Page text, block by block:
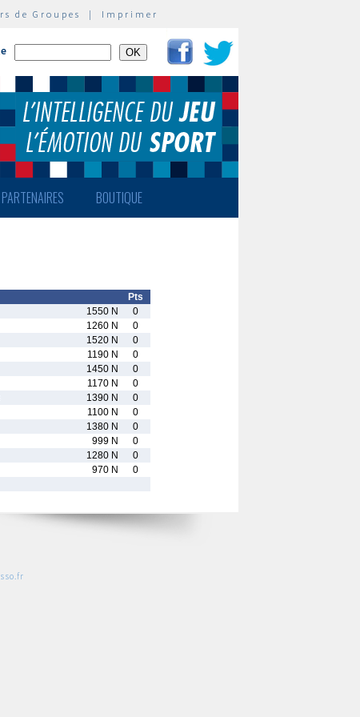
de Groupes | Imprimer
PARTENAIRES BOUTIQUE
Pts
1550 N
0
1260 N
0
1520 N
0
1190 N
0
1450 N
0
1170 N
0
1390 N
0
1100 N
0
1380 N
0
999 N
0
1280 N
0
970 N
0